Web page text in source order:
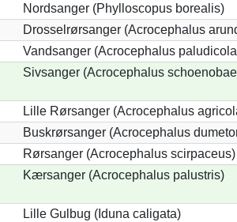
Nordsanger (Phylloscopus borealis)
Drosselrørsanger (Acrocephalus
Vandsanger (Acrocephalus
Sivsanger (Acrocephalus
Lille Rørsanger (Acrocephalus
Buskrørsanger (Acrocephalus
Rørsanger (Acrocephalus scirpaceus)
Kærsanger (Acrocephalus palustris)
Lille Gulbug (Iduna caligata)